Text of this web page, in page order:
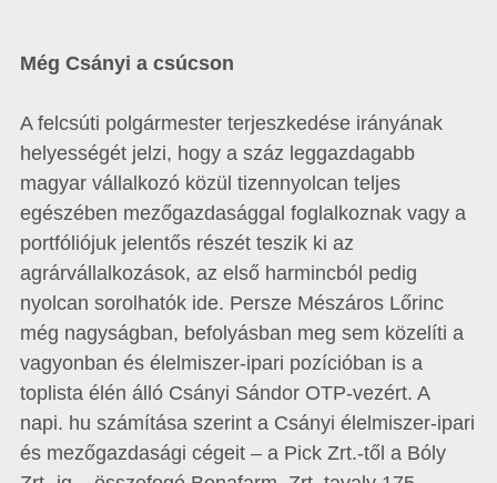
Még Csányi a csúcson
A felcsúti polgármester terjeszkedése irányának
helyességét jelzi, hogy a száz leggazdagabb
magyar vállalkozó közül tizennyolcan teljes
egészében mezőgazdasággal foglalkoznak vagy a
portfóliójuk jelentős részét teszik ki az
agrárvállalkozások, az első harmincból pedig
nyolcan sorolhatók ide. Persze Mészáros Lőrinc
még nagyságban, befolyásban meg sem közelíti a
vagyonban és élelmiszer-ipari pozícióban is a
toplista élén álló Csányi Sándor OTP-vezért. A
napi. hu számítása szerint a Csányi élelmiszer-ipari
és mezőgazdasági cégeit – a Pick Zrt.-től a Bóly